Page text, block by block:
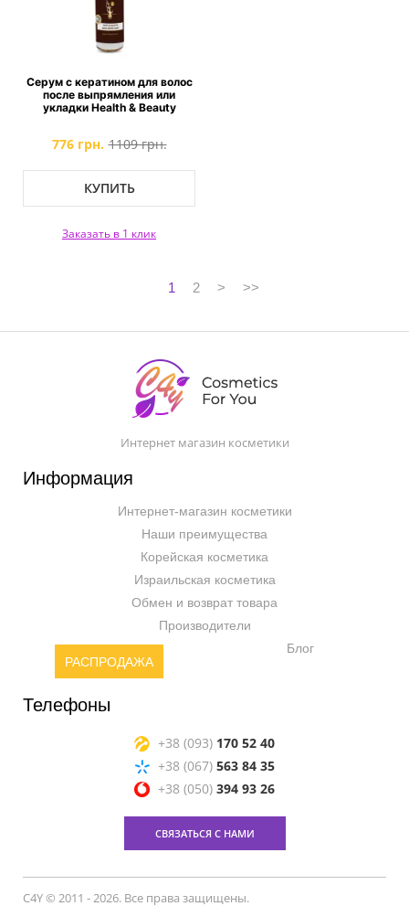
Серум с кератином для волос
после выпрямления или
укладки Health & Beauty
776 грн. 1109 грн.
КУПИТЬ
Заказать в 1 клик
1 2 > >>
Интернет магазин косметики
Информация
Интернет-магазин косметики
Наши преимущества
Корейская косметика
Израильская косметика
Обмен и возврат товара
Производители
РАСПРОДАЖА
Блог
Телефоны
+38 (093) 170 52 40
+38 (067) 563 84 35
+38 (050) 394 93 26
СВЯЗАТЬСЯ С НАМИ
C4Y © 2011 - 2026. Все права защищены.